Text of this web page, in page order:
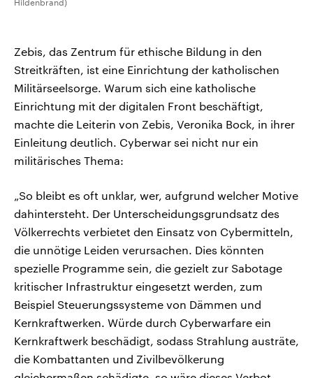
Hildenbrand)
Zebis, das Zentrum für ethische Bildung in den
Streitkräften, ist eine Einrichtung der katholischen
Militärseelsorge. Warum sich eine katholische
Einrichtung mit der digitalen Front beschäftigt,
machte die Leiterin von Zebis, Veronika Bock, in ihrer
Einleitung deutlich. Cyberwar sei nicht nur ein
militärisches Thema:
„So bleibt es oft unklar, wer, aufgrund welcher Motive
dahintersteht. Der Unterscheidungsgrundsatz des
Völkerrechts verbietet den Einsatz von Cybermitteln,
die unnötige Leiden verursachen. Dies könnten
spezielle Programme sein, die gezielt zur Sabotage
kritischer Infrastruktur eingesetzt werden, zum
Beispiel Steuerungssysteme von Dämmen und
Kernkraftwerken. Würde durch Cyberwarfare ein
Kernkraftwerk beschädigt, sodass Strahlung austräte,
die Kombattanten und Zivilbevölkerung